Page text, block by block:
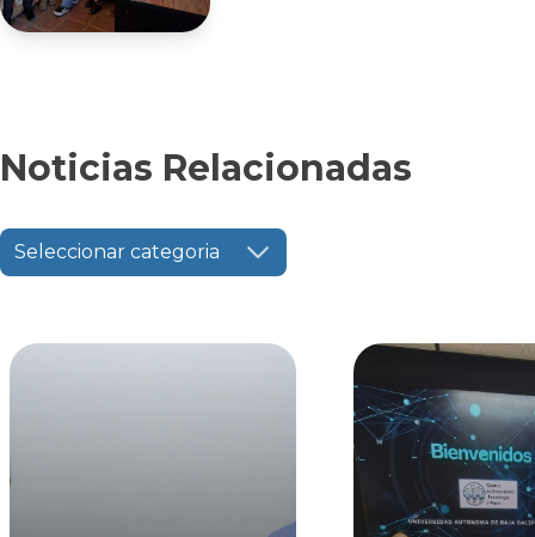
Noticias Relacionadas
Seleccionar categoria